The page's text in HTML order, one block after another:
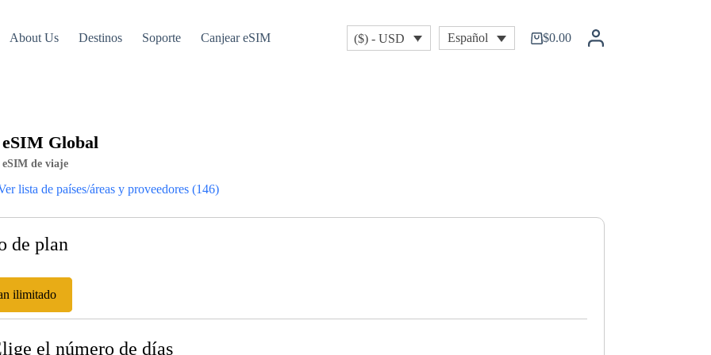
About Us Destinos Soporte Canjear eSIM ($) - USD Español
Shopping
$0.00
eSIM Global
eSIM de viaje
lista de países/áreas y proveedores (146)
de plan
ilimitado
el número de días